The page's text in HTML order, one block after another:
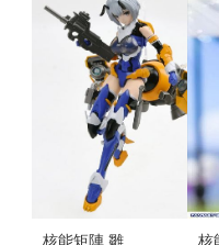
況)(售完缺
貨...
售價:0
核能矩陣 雛
核